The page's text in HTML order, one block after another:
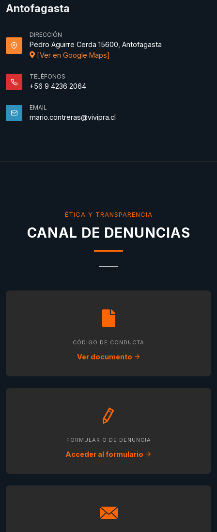
Antofagasta
DIRECCIÓN
Pedro Aguirre Cerda 15600, Antofagasta
[Ver en Google Maps]
TELÉFONOS
+56 9 4236 2064
EMAIL
mario.contreras@vivipra.cl
ÉTICA Y TRANSPARENCIA
CANAL DE DENUNCIAS
CÓDIGO DE CONDUCTA
Ver documento
FORMULARIO DE DENUNCIA
Acceder al formulario